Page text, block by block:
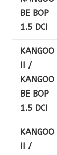
BE BOP
1.5 DCI
KANGOO
II /
KANGOO
BE BOP
1.5 DCI
KANGOO
II /